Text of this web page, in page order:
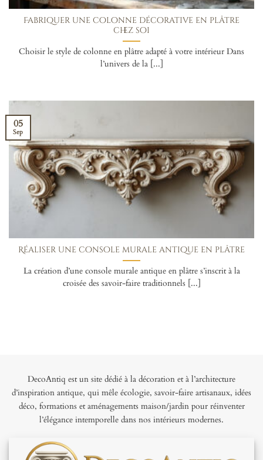
Fabriquer une colonne décorative en plâtre
chez soi
Choisir le style de colonne en plâtre adapté à votre intérieur Dans
l’univers de la [...]
Réaliser une console murale antique en plâtre
La création d’une console murale antique en plâtre s’inscrit à la
croisée des savoir-faire traditionnels [...]
05
Sep
DecoAntiq est un site dédié à la décoration et à l’architecture
d’inspiration antique, qui mêle écologie, savoir-faire artisanaux, idées
déco, formations et aménagements maison/jardin pour réinventer
l’élégance intemporelle dans nos intérieurs modernes.